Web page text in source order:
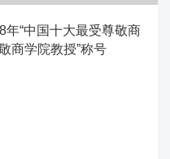
“中国十大最受尊敬商
商学院教授”称号